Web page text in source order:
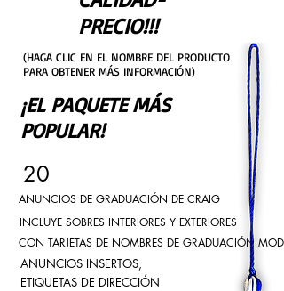
PRECIO!!!
(HAGA CLIC EN EL NOMBRE DEL PRODUCTO
PARA OBTENER MÁS INFORMACIÓN)
¡EL PAQUETE MÁS
POPULAR!
20
ANUNCIOS DE GRADUACIÓN DE CRAIG
INCLUYE SOBRES INTERIORES Y EXTERIORES
CON TARJETAS DE NOMBRES DE GRADUACIÓN
ANUNCIOS INSERTOS,
ETIQUETAS DE DIRECCIÓN